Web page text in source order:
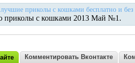
приколы с кошками бесплатно и без
приколы с кошками 2013 Май №1.
Комментировать Вконтакте